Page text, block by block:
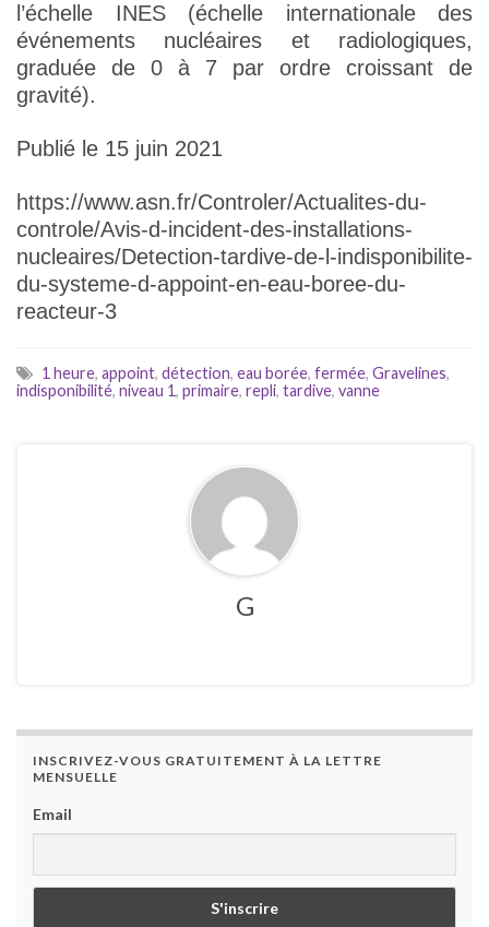
l’échelle INES (échelle internationale des
événements nucléaires et radiologiques,
graduée de 0 à 7 par ordre croissant de
gravité).
Publié le 15 juin 2021
https://www.asn.fr/Controler/Actualites-du-
controle/Avis-d-incident-des-installations-
nucleaires/Detection-tardive-de-l-indisponibilite-
du-systeme-d-appoint-en-eau-boree-du-
reacteur-3
1 heure, appoint, détection, eau borée, fermée, Gravelines,
indisponibilité, niveau 1, primaire, repli, tardive, vanne
G
INSCRIVEZ-VOUS GRATUITEMENT À LA LETTRE
MENSUELLE
Email